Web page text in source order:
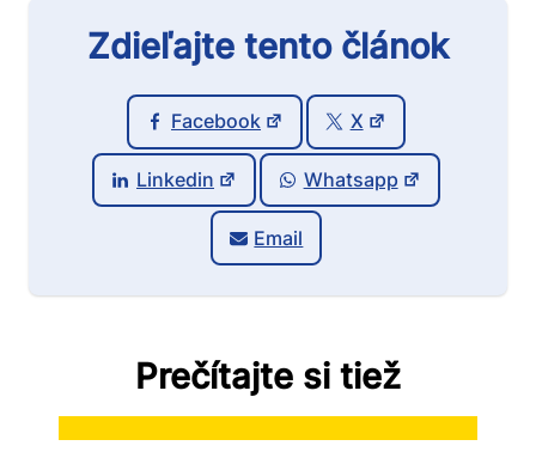
Zdieľajte tento článok
Facebook X
Linkedin Whatsapp
Email
Prečítajte si tiež